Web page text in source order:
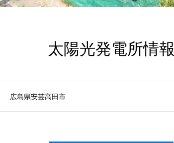
太陽光発電所情報
広島県安芸高田市